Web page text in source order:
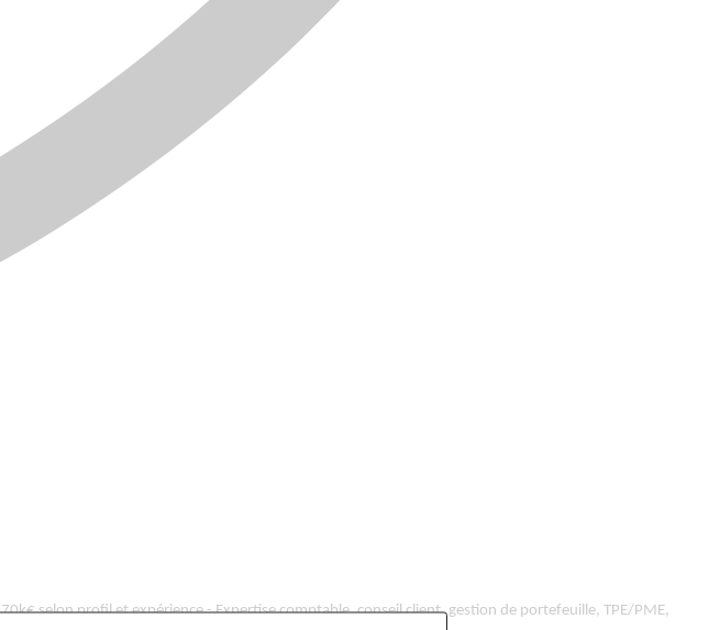
selon profil et expérience - Expertise comptable, conseil client, gestion de portefeuille, TPE/PME,